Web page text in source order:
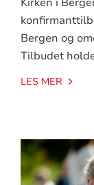
Bergen og
Tilbudet
LES MER